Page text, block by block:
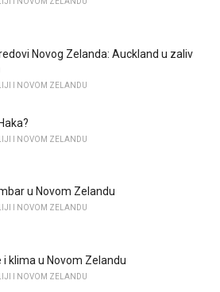
Novog Zelanda: Auckland u zaliv
I NOVOM ZELANDU
I NOVOM ZELANDU
u Novom Zelandu
I NOVOM ZELANDU
i klima u Novom Zelandu
I NOVOM ZELANDU